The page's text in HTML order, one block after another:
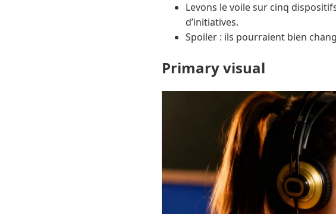
Levons le voile sur cinq
d’initiatives.
Spoiler : ils pourraient bien
Primary visual